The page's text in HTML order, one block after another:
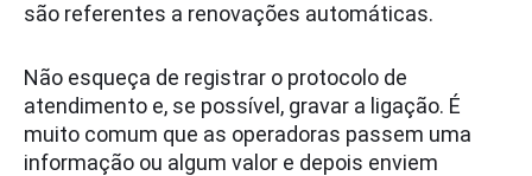
são referentes a renovações automáticas.
Não esqueça de registrar o protocolo de
atendimento e, se possível, gravar a ligação. É
muito comum que as operadoras passem uma
informação ou algum valor e depois enviem